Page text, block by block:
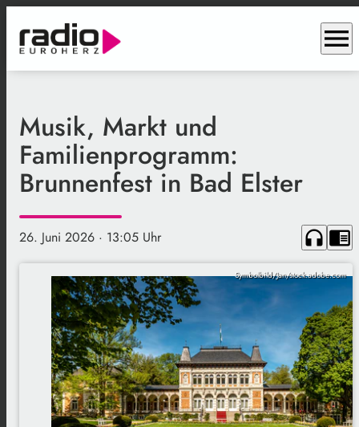
menu
Musik, Markt und
Familienprogramm:
Brunnenfest in Bad Elster
26. Juni 2026 · 13:05 Uhr headphones chrome_reader_mode
Symbolbild/Jan/stock.adobe.com